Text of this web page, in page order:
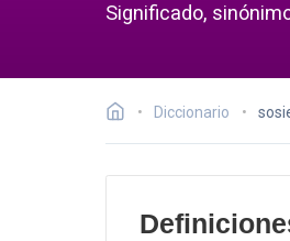
Significado,
Diccionario